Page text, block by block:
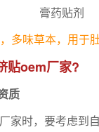
多味草本，用于
贴oem厂家?
质
时，要考虑到